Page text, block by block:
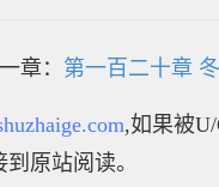
章： 第一百二十章
,如果被
原站阅读。